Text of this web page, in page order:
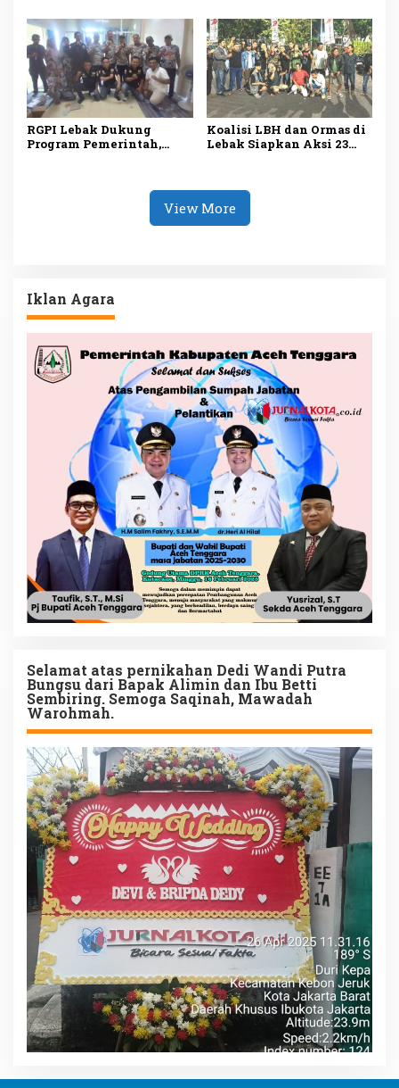
Tetap Lancar saat
Kemarau
Lima Tuntutan
RGPI Lebak Dukung
Program Pemerintah,
Kesejahteraan Rakyat
Koalisi LBH dan Ormas di
Lebak Siapkan Aksi 23
View More
Iklan Agara
Selamat atas pernikahan Dedi Wandi Putra
Bungsu dari Bapak Alimin dan Ibu Betti
Sembiring. Semoga Saqinah, Mawadah
Warohmah.